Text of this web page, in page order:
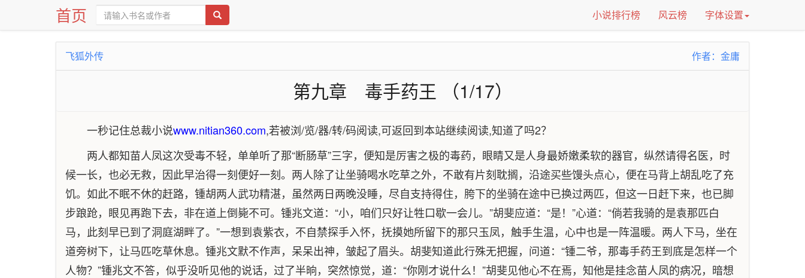
首页 小说排行榜 风云榜 字体设置
飞狐外传 作者：金庸
第九章 毒手药王 （1/17）
一秒记住总裁小说www.nitian360.com,若被浏/览/器/转/码阅读,可返回到本站继续阅读,知道了吗2？
两人都知苗人凤这次受毒不轻，单单听了那“断肠草”三字，便知是厉害之极的毒药，眼睛又是人身最娇嫩柔软的器官，纵然请得名医，时
候一长，也必无救，因此早治得一刻便好一刻。两人除了让坐骑喝水吃草之外，不敢有片刻耽搁，沿途买些馒头点心，便在马背上胡乱吃了充
饥。如此不眠不休的赶路，锺胡两人武功精湛，虽然两日两晚没睡，尽自支持得住，胯下的坐骑在途中已换过两匹，但这一日赶下来，也已脚
步踉跄，眼见再跑下去，非在道上倒毙不可。锺兆文道：“小，咱们只好让牲口歇一会儿。”胡斐应道：“是！”心道：“倘若我骑的是袁那匹白
马，此刻早已到了洞庭湖畔了。”一想到袁紫衣，不自禁探手入怀，抚摸她所留下的那只玉凤，触手生温，心中也是一阵温暖。两人下马，坐在
道旁树下，让马匹吃草休息。锺兆文默不作声，呆呆出神，皱起了眉头。胡斐知道此行殊无把握，问道：“锺二爷，那毒手药王到底是怎样一个
人物？”锺兆文不答，似乎没听见他的说话，过了半晌，突然惊觉，道：“你刚才说什么！”胡斐见他心不在焉，知他是挂念苗人凤的病况，暗想